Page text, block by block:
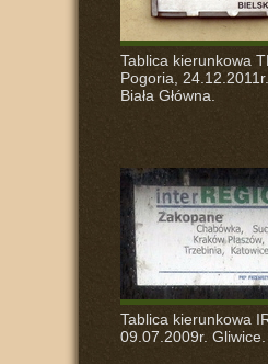
Tablica kierunkowa
Pogoria,
Biała Główna.
Tablica kierunkowa
09.07.2009r. Gliwice.